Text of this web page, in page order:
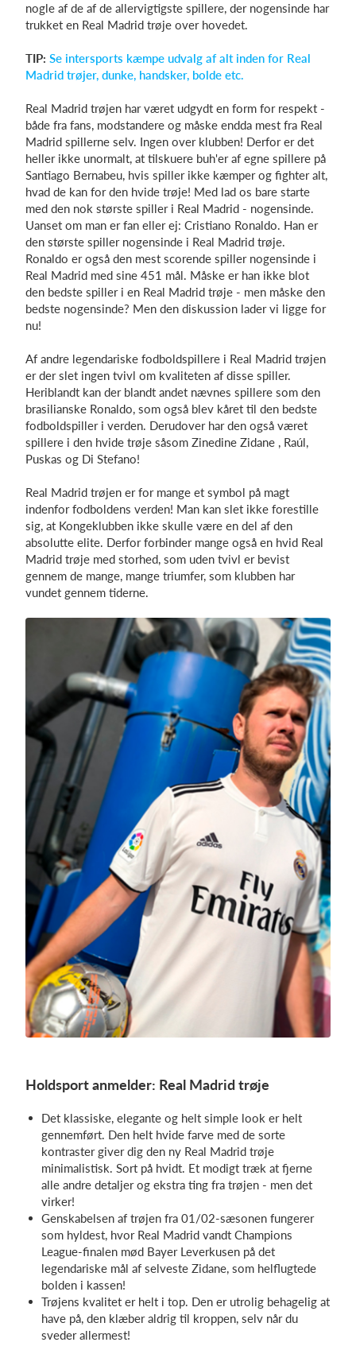
nogle af de af de allervigtigste spillere, der nogensinde har
trukket en Real Madrid trøje over hovedet.
TIP: Se intersports kæmpe udvalg af alt inden for Real
Madrid trøjer, dunke, handsker, bolde etc.
Real Madrid trøjen har været udgydt en form for respekt -
både fra fans, modstandere og måske endda mest fra Real
Madrid spillerne selv. Ingen over klubben! Derfor er det
heller ikke unormalt, at tilskuere buh'er af egne spillere på
Santiago Bernabeu, hvis spiller ikke kæmper og fighter alt,
hvad de kan for den hvide trøje! Med lad os bare starte
med den nok største spiller i Real Madrid - nogensinde.
Uanset om man er fan eller ej: Cristiano Ronaldo. Han er
den største spiller nogensinde i Real Madrid trøje.
Ronaldo er også den mest scorende spiller nogensinde i
Real Madrid med sine 451 mål. Måske er han ikke blot
den bedste spiller i en Real Madrid trøje - men måske den
bedste nogensinde? Men den diskussion lader vi ligge for
nu!
Af andre legendariske fodboldspillere i Real Madrid trøjen
er der slet ingen tvivl om kvaliteten af disse spiller.
Heriblandt kan der blandt andet nævnes spillere som den
brasilianske Ronaldo, som også blev kåret til den bedste
fodboldspiller i verden. Derudover har den også været
spillere i den hvide trøje såsom Zinedine Zidane , Raúl,
Puskas og Di Stefano!
Real Madrid trøjen er for mange et symbol på magt
indenfor fodboldens verden! Man kan slet ikke forestille
sig, at Kongeklubben ikke skulle være en del af den
absolutte elite. Derfor forbinder mange også en hvid Real
Madrid trøje med storhed, som uden tvivl er bevist
gennem de mange, mange triumfer, som klubben har
vundet gennem tiderne.
Holdsport anmelder: Real Madrid trøje
Det klassiske, elegante og helt simple look er helt
gennemført. Den helt hvide farve med de sorte
kontraster giver dig den ny Real Madrid trøje
minimalistisk. Sort på hvidt. Et modigt træk at fjerne
alle andre detaljer og ekstra ting fra trøjen - men det
virker!
Genskabelsen af trøjen fra 01/02-sæsonen fungerer
som hyldest, hvor Real Madrid vandt Champions
League-finalen mød Bayer Leverkusen på det
legendariske mål af selveste Zidane, som helflugtede
bolden i kassen!
Trøjens kvalitet er helt i top. Den er utrolig behagelig at
have på, den klæber aldrig til kroppen, selv når du
sveder allermest!